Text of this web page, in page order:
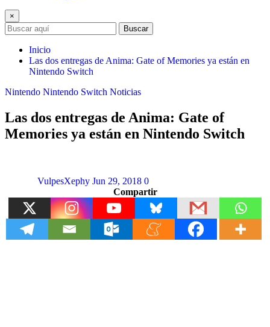
×
Buscar
Inicio
Las dos entregas de Anima: Gate of Memories ya están en
Nintendo Switch
Nintendo Nintendo Switch Noticias
Las dos entregas de Anima: Gate of
Memories ya están en Nintendo Switch
VulpesXephy Jun 29, 2018 0
Compartir